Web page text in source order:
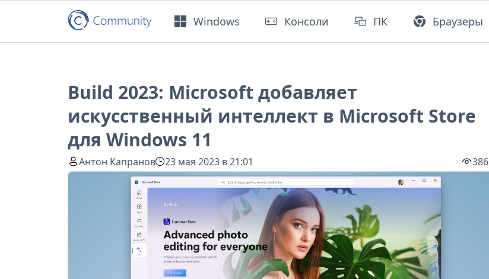
Windows Консоли ПК Браузеры
Build 2023: Microsoft добавляет
искусственный интеллект в Microsoft Store
для Windows 11
Антон Капранов 23 мая 2023 в 21:01 386